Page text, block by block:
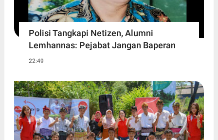
Polisi Tangkapi Netizen, Alumni
Lemhannas: Pejabat Jangan Baperan
22:49